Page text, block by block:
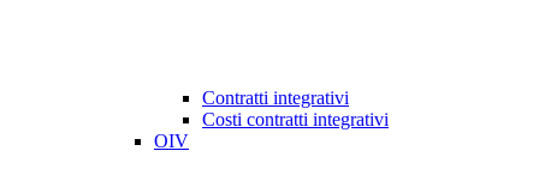
Contratti integrativi
Costi contratti integrativi
OIV